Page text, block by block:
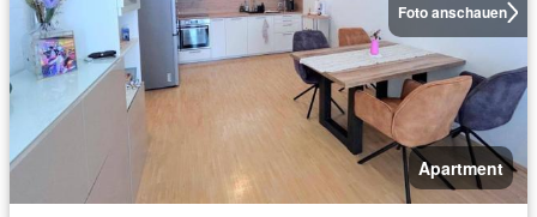
Foto anschauen
Apartment